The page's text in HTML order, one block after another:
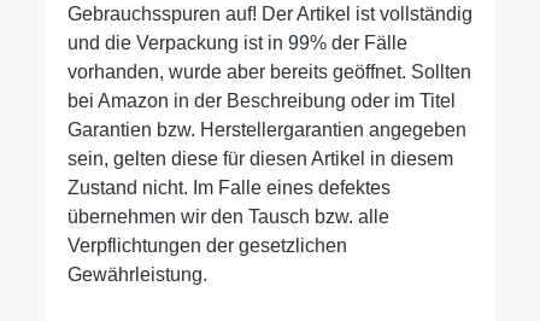
Gebrauchsspuren auf! Der Artikel ist vollständig
und die Verpackung ist in 99% der Fälle
vorhanden, wurde aber bereits geöffnet. Sollten
bei Amazon in der Beschreibung oder im Titel
Garantien bzw. Herstellergarantien angegeben
sein, gelten diese für diesen Artikel in diesem
Zustand nicht. Im Falle eines defektes
übernehmen wir den Tausch bzw. alle
Verpflichtungen der gesetzlichen
Gewährleistung.